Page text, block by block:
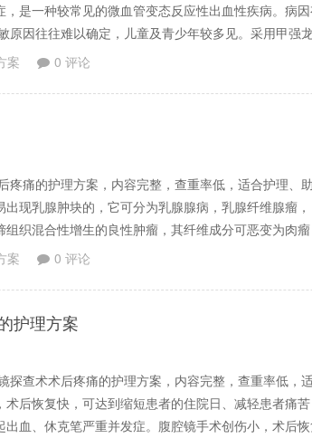
是一种较常见的微血管变态反应性出血性疾病。病
原因往往难以确定，儿童及青少年较多见。采用甲强
案 0 评论
疼痛的护理方案，内容完整，查重率低，适合护理、
现乳腺肿块的，它可分为乳腺腺病，乳腺纤维腺瘤
织混合性增生的良性肿瘤，其纤维成分可恶变为肉
案 0 评论
护理方案
探查术术后疼痛的护理方案，内容完整，查重率低，
后恢复快，可达到缩短患者的住院日、减轻患者痛
血、休克笔严重并发症。腹腔镜手术创伤小，术后